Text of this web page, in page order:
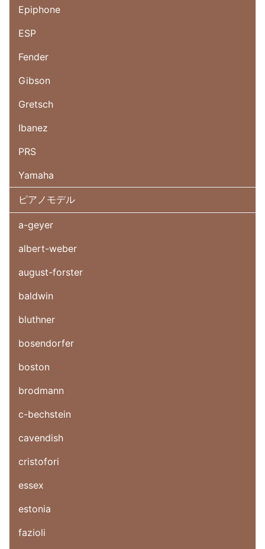
Epiphone
ESP
Fender
Gibson
Gretsch
Ibanez
PRS
Yamaha
ピアノモデル
a-geyer
albert-weber
august-forster
baldwin
bluthner
bosendorfer
boston
brodmann
c-bechstein
cavendish
cristofori
essex
estonia
fazioli